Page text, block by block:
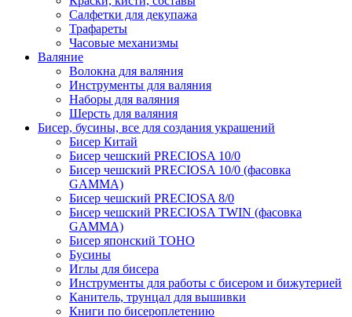
Салфетки для декупажа
Трафареты
Часовые механизмы
Валяние
Волокна для валяния
Инструменты для валяния
Наборы для валяния
Шерсть для валяния
Бисер, бусины, все для создания украшений
Бисер Китай
Бисер чешский PRECIOSA 10/0
Бисер чешский PRECIOSA 10/0 (фасовка
GAMMA)
Бисер чешский PRECIOSA 8/0
Бисер чешский PRECIOSA TWIN (фасовка
GAMMA)
Бисер японский TOHO
Бусины
Иглы для бисера
Инструменты для работы с бисером и бижутерией
Канитель, трунцал для вышивки
Книги по бисероплетению